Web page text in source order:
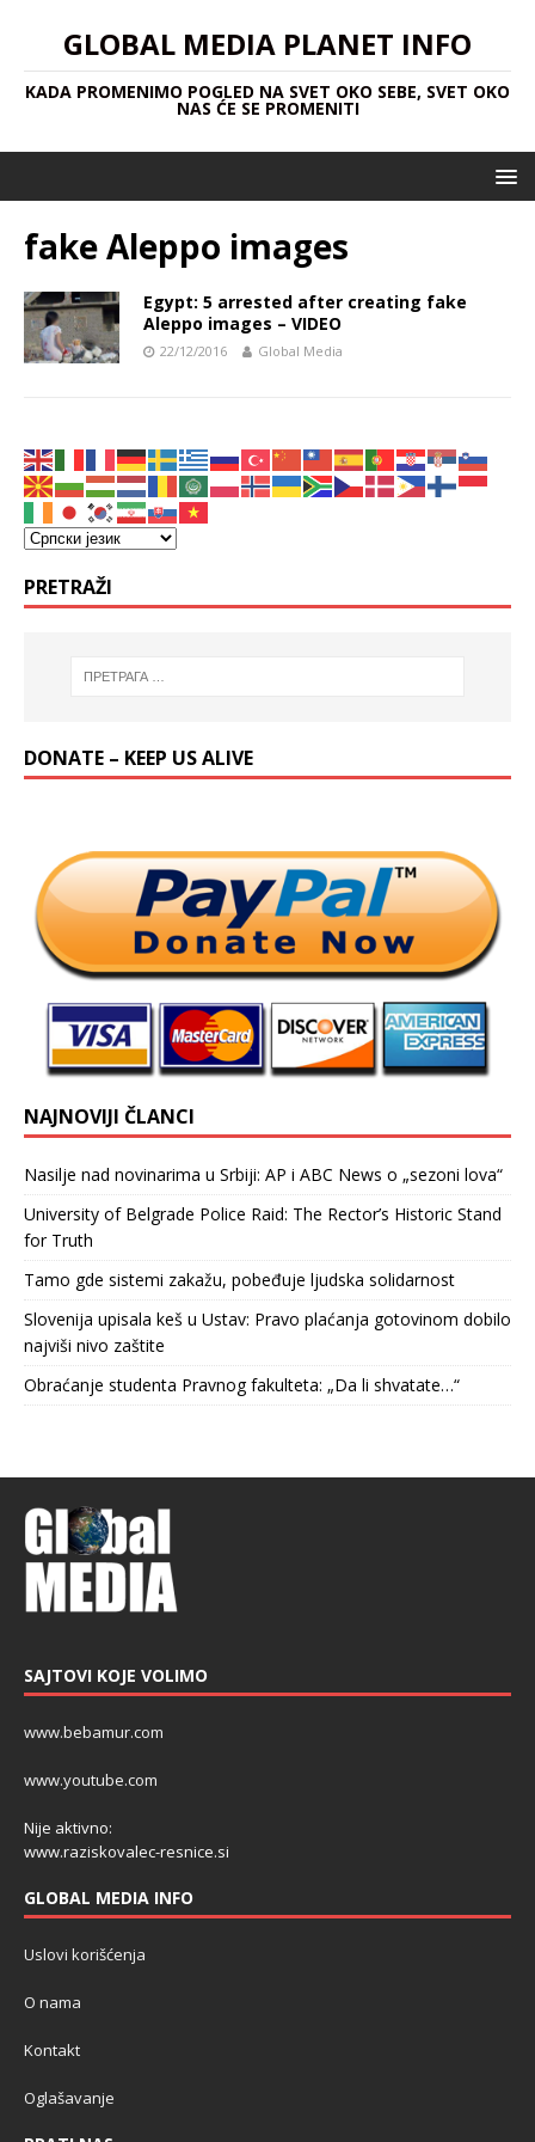
GLOBAL MEDIA PLANET INFO
KADA PROMENIMO POGLED NA SVET OKO SEBE, SVET OKO
NAS ĆE SE PROMENITI
fake Aleppo images
Egypt: 5 arrested after creating fake
Aleppo images – VIDEO
22/12/2016 Global Media
PRETRAŽI
DONATE – KEEP US ALIVE
NAJNOVIJI ČLANCI
Nasilje nad novinarima u Srbiji: AP i ABC News o „sezoni lova“
University of Belgrade Police Raid: The Rector’s Historic Stand
for Truth
Tamo gde sistemi zakažu, pobeđuje ljudska solidarnost
Slovenija upisala keš u Ustav: Pravo plaćanja gotovinom dobilo
najviši nivo zaštite
Obraćanje studenta Pravnog fakulteta: „Da li shvatate…“
SAJTOVI KOJE VOLIMO
www.bebamur.com
www.youtube.com
Nije aktivno:
www.raziskovalec-resnice.si
GLOBAL MEDIA INFO
Uslovi korišćenja
O nama
Kontakt
Oglašavanje